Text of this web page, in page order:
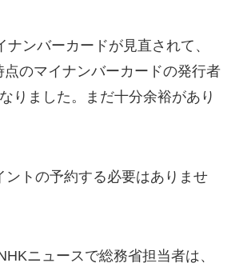
ナンバーカードが見直されて、
点のマイナンバーカードの発行者
りました。まだ十分余裕があり
ントの予約する必要はありませ
ニュースで総務省担当者は、